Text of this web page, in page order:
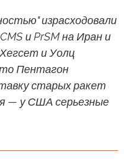
израсходовали
и PrSM на Иран и
и Уолц
Пентагон
старых ракет
— у США серьезные